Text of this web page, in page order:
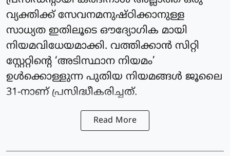
വ്യക്തിക്ക് സേവനമനുഷ്ഠിക്കാനുള്ള
സാധ്യത ഇതിലൂടെ ഔദ്യോഗിക മായി
നിയമവിധേയമാക്കി. വത്തിക്കാന്‍ സിറ്റി
സ്റ്റേറ്റിന്റെ ‘അടിസ്ഥാന നിയമം’
ഉള്‍ക്കൊള്ളുന്ന പുതിയ നിയമങ്ങള്‍ ജൂലൈ
31-നാണ് പ്രസിദ്ധീകരിച്ചത്.
Read More